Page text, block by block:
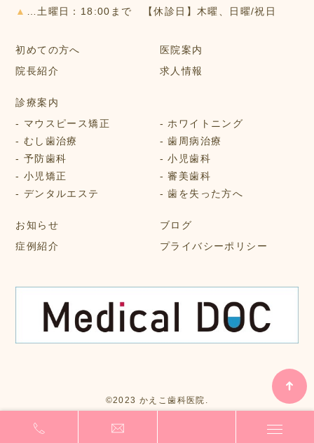
▲ …土曜日：18:00まで 【休診日】木曜、日曜/祝日
初めての方へ
医院案内
院長紹介
求人情報
診療案内
マウスピース矯正
ホワイトニング
むし歯治療
歯周病治療
予防歯科
小児歯科
小児矯正
審美歯科
デンタルエステ
歯を失った方へ
お知らせ
ブログ
症例紹介
プライバシーポリシー
©2023 かえこ歯科医院.